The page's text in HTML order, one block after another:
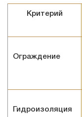
Критерий
Ограждение
Гидроизоляция